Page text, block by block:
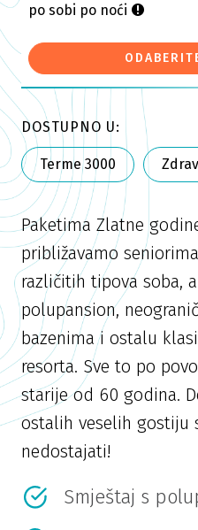
po sobi po noći
DOSTUPNO U:
Terme 3000
Paketima Zlatne
približavamo
različitih tipova soba,
polupansion,
bazenima i ostalu
resorta. Sve to po
starije od 60 godina.
ostalih veselih gostiju
nedostajati!
Smještaj s